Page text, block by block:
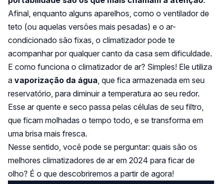
Afinal, enquanto alguns aparelhos, como o ventilador de
teto (ou aquelas versões mais pesadas) e o ar-
condicionado são fixas, o climatizador pode te
acompanhar por qualquer canto da casa sem dificuldade.
E como funciona o climatizador de ar? Simples! Ele utiliza
a vaporização da água , que fica armazenada em seu
reservatório, para diminuir a temperatura ao seu redor.
Esse ar quente e seco passa pelas células de seu filtro,
que ficam molhadas o tempo todo, e se transforma em
uma brisa mais fresca.
Nesse sentido, você pode se perguntar: quais são os
melhores climatizadores de ar em 2024 para ficar de
olho? É o que descobriremos a partir de agora!